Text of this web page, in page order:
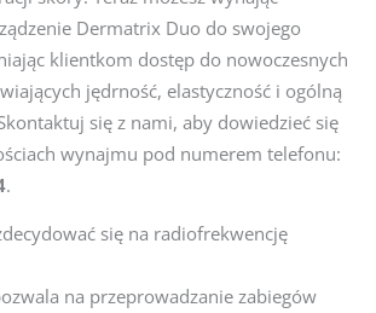
Dermatrix Duo do swojego
klientkom dostęp do nowoczesnych
jędrność, elastyczność i ogólną
się z nami, aby dowiedzieć się
wynajmu pod numerem telefonu:
.
się na radiofrekwencję
na przeprowadzanie zabiegów